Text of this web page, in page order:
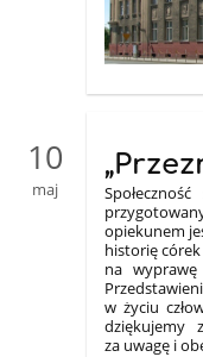
10
maj
opiekunem
historię
na
w życiu
dziękujemy
za uwagę i